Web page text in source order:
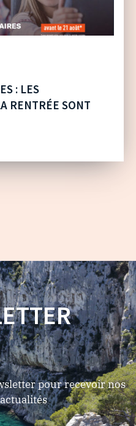
: LES
RENTRÉE SONT
pour recevoir nos